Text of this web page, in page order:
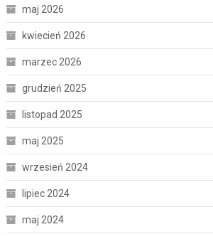
maj 2026
kwiecień 2026
marzec 2026
grudzień 2025
listopad 2025
maj 2025
wrzesień 2024
lipiec 2024
maj 2024